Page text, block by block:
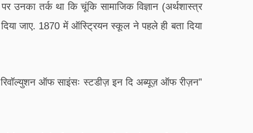
उनका तर्क था कि चूंकि सामाजिक विज्ञान (अर्थशास्त्र
जाए. 1870 में ऑस्ट्रियन स्कूल ने पहले ही बता दिया
रिवॉल्युशन ऑफ साइंसः स्टडीज़ इन दि अब्यूज़ ऑफ रीज़न”